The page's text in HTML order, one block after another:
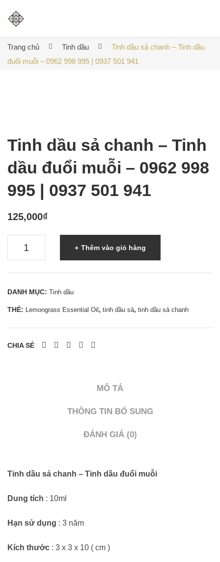
Trang chủ Tinh dầu
Tinh dầu sả chanh – Tinh dầu
đuổi muỗi – 0962 998 995 | 0937 501 941
Tinh dầu sả chanh – Tinh
dầu đuổi muỗi – 0962 998
995 | 0937 501 941
125,000₫
-
Tinh
số
Thêm vào giỏ hàng
DANH MỤC: Tinh dầu
THẺ: Lemongrass Essential Oil , tinh dầu sả, tinh dầu sả chanh
CHIA SẺ
MÔ TẢ
THÔNG TIN BỔ SUNG
ĐÁNH GIÁ (0)
Tinh dầu sả chanh – Tinh dầu đuổi muỗi
Dung tích : 10ml
Hạn sử dụng : 3 năm
Kích thước : 3 x 3 x 10 ( cm )